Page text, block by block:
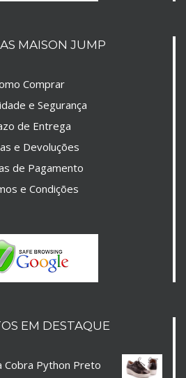
MAISON JUMP
Comprar
e Segurança
de Entrega
e Devoluções
de Pagamento
e Condições
EM DESTAQUE
Cobra Python Preto